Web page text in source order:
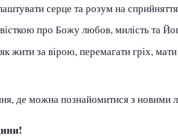
серце та розум на
про Божу любов, милість та
як жити за вірою, перемагати гріх,
де можна познайомитися з